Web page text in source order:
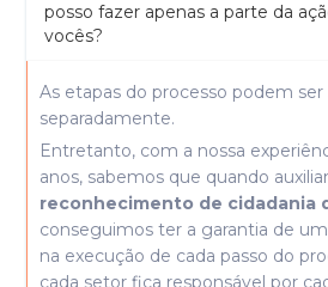
posso fazer apenas a parte da
vocês?
As etapas do processo podem ser
separadamente.
Entretanto, com a nossa
anos, sabemos que quando
reconhecimento de cidadania
conseguimos ter a garantia de
na execução de cada passo do
cada setor fica responsável por